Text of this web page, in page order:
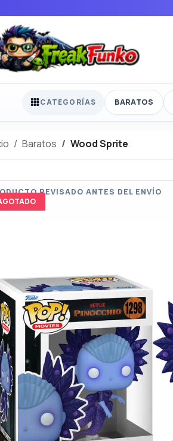
CATEGORÍAS BARATOS
Baratos Wood Sprite